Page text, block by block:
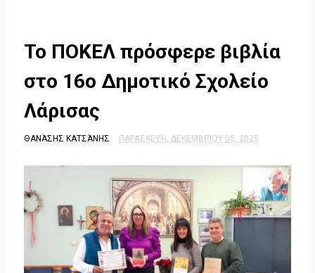
Το ΠΟΚΕΛ πρόσφερε βιβλία
στο 16ο Δημοτικό Σχολείο
Λάρισας
ΘΑΝΆΣΗΣ ΚΑΤΣΆΝΗΣ ΠΑΡΑΣΚΕΥΉ, ΔΕΚΕΜΒΡΊΟΥ 05, 2025